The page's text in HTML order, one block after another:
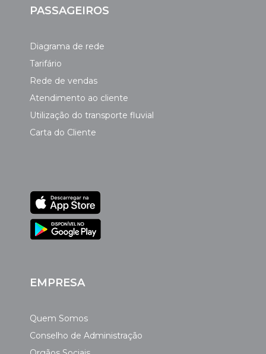
PASSAGEIROS
Diagrama de rede
Tarifário
Rede de vendas
Atendimento ao cliente
Utilização do transporte fluvial
Carta do Cliente
EMPRESA
Quem Somos
Conselho de Administração